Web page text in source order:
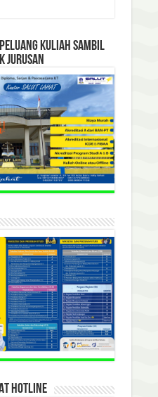
KULIAH SAMBIL
JURUSAN
HOTLINE